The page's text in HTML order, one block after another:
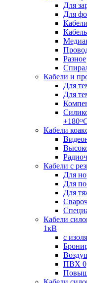
Для
Для
Разное
Кабели и
Для
Для
Кабели
Кабели с
Для
Для
Для
Кабели
1кВ
c
ПВХ